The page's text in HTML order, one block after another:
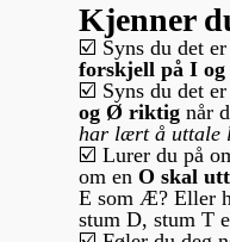
Kjenner
☑️ Syns du det
forskjell på I og
☑️ Syns du det er
og Ø riktig når
har lært å uttale
☑️ Lurer du på
om en O skal
E som Æ? Eller
stum D, stum T